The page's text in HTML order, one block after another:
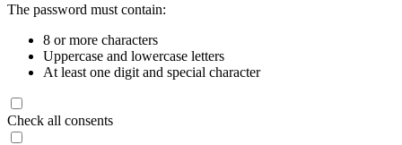
The password must contain:
8 or more characters
Uppercase and lowercase letters
At least one digit and special character
Check all consents